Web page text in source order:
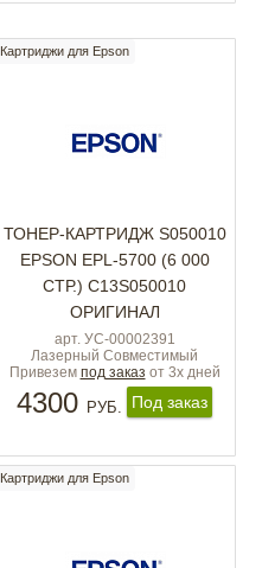
Картриджи для Epson
ТОНЕР-КАРТРИДЖ S050010
EPSON EPL-5700 (6 000
СТР.) C13S050010
ОРИГИНАЛ
арт. УС-00002391
Лазерный Совместимый
Привезем под заказ от 3х дней
4300 РУБ. Под заказ
Картриджи для Epson